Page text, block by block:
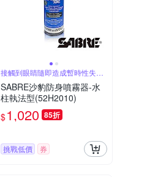
接觸到眼睛隨即造成暫時性失明
50分鐘
SABRE沙豹防身噴霧器-水
柱執法型(52H2010)
$1,020 85折
挑戰低價 券